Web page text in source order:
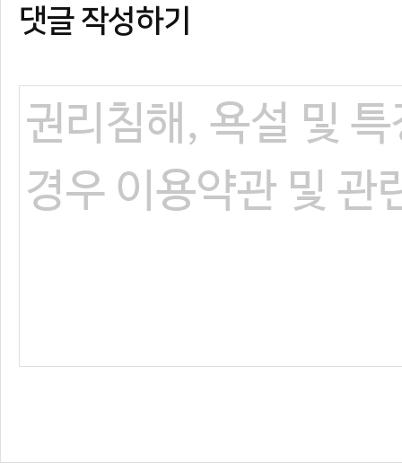
댓글 작성하기